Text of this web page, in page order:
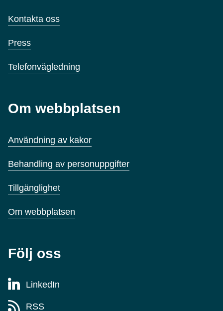
Kontakta oss
Press
Telefonvägledning
Om webbplatsen
Användning av kakor
Behandling av personuppgifter
Tillgänglighet
Om webbplatsen
Följ oss
LinkedIn
RSS